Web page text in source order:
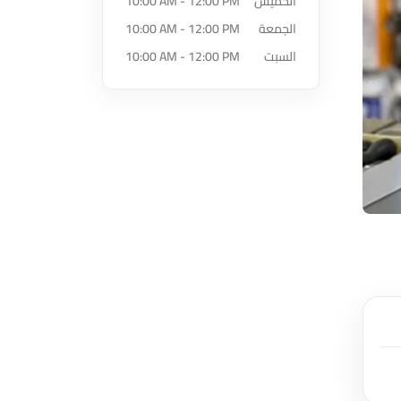
الجمعة
10:00 AM - 12:00 PM
السبت
10:00 AM - 12:00 PM